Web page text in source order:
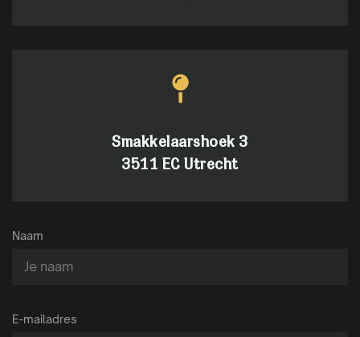
Smakkelaarshoek 3
3511 EC Utrecht
Naam
E-mailadres